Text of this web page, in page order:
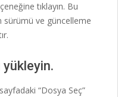
tıklayın. Bu
sürümü ve güncelleme
yükleyin.
“Dosya Seç”